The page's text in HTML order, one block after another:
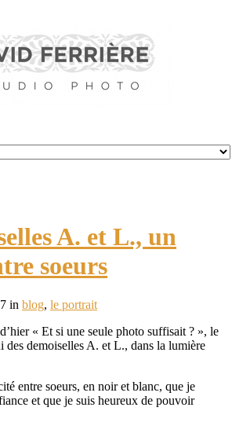
A. et L., un
soeurs
in blog, le portrait
« Et si une seule photo suffisait ? », le
des demoiselles A. et L., dans la lumière
entre soeurs, en noir et blanc, que je
et que je suis heureux de pouvoir